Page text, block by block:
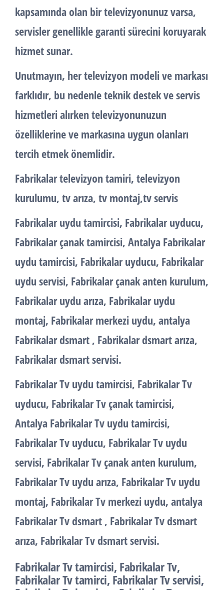
kapsamında olan bir televizyonunuz varsa,
servisler genellikle garanti sürecini koruyarak
hizmet sunar.
Unutmayın, her televizyon modeli ve markası
farklıdır, bu nedenle teknik destek ve servis
hizmetleri alırken televizyonunuzun
özelliklerine ve markasına uygun olanları
tercih etmek önemlidir.
Fabrikalar televizyon tamiri, televizyon
kurulumu, tv arıza, tv montaj,tv servis
Fabrikalar uydu tamircisi, Fabrikalar uyducu,
Fabrikalar çanak tamircisi, Antalya Fabrikalar
uydu tamircisi, Fabrikalar uyducu, Fabrikalar
uydu servisi, Fabrikalar çanak anten kurulum,
Fabrikalar uydu arıza, Fabrikalar uydu
montaj, Fabrikalar merkezi uydu, antalya
Fabrikalar dsmart , Fabrikalar dsmart arıza,
Fabrikalar dsmart servisi.
Fabrikalar Tv uydu tamircisi, Fabrikalar Tv
uyducu, Fabrikalar Tv çanak tamircisi,
Antalya Fabrikalar Tv uydu tamircisi,
Fabrikalar Tv uyducu, Fabrikalar Tv uydu
servisi, Fabrikalar Tv çanak anten kurulum,
Fabrikalar Tv uydu arıza, Fabrikalar Tv uydu
montaj, Fabrikalar Tv merkezi uydu, antalya
Fabrikalar Tv dsmart , Fabrikalar Tv dsmart
arıza, Fabrikalar Tv dsmart servisi.
Fabrikalar Tv tamircisi, Fabrikalar Tv,
Fabrikalar Tv tamirci, Fabrikalar Tv servisi,